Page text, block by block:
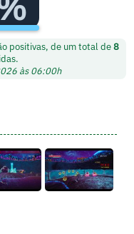
positivas, de um total de8
às 06:00h